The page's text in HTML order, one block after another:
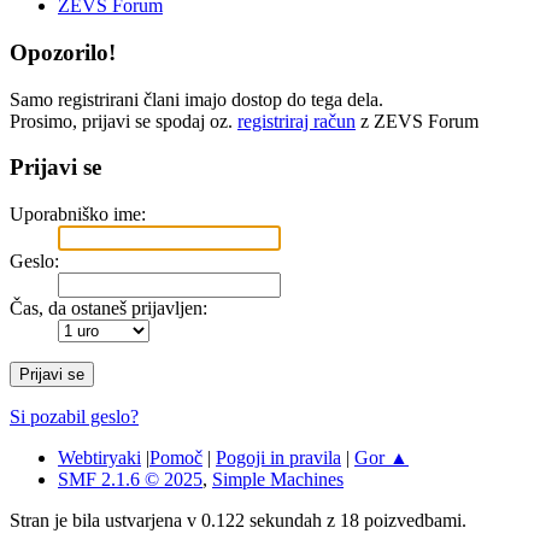
ZEVS Forum
Opozorilo!
Samo registrirani člani imajo dostop do tega dela.
Prosimo, prijavi se spodaj oz. registriraj račun z ZEVS Forum
Prijavi se
Uporabniško ime:
Geslo:
Čas, da ostaneš prijavljen:
Si pozabil geslo?
Webtiryaki |Pomoč | Pogoji in pravila | Gor ▲
SMF 2.1.6 © 2025, Simple Machines
Stran je bila ustvarjena v 0.122 sekundah z 18 poizvedbami.